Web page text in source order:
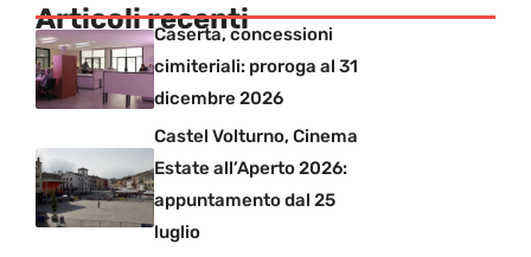
Articoli recenti
Caserta, concessioni
cimiteriali: proroga al 31
dicembre 2026
Castel Volturno, Cinema
Estate all’Aperto 2026:
appuntamento dal 25
luglio